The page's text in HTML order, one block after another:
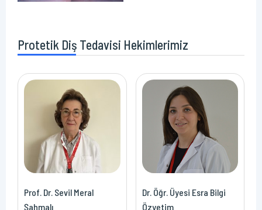
Protetik Diş Tedavisi Hekimlerimiz
Prof. Dr. Sevil Meral
Şahmalı
Dr. Öğr. Üyesi Esra Bilgi
Özyetim